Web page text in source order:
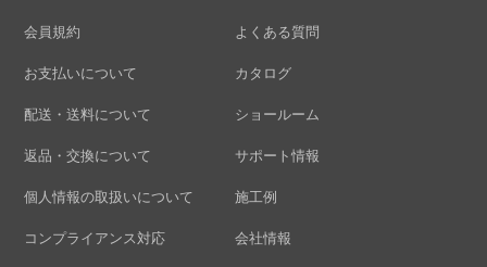
会員規約
お支払いについて
配送・送料について
返品・交換について
個人情報の取扱いについて
コンプライアンス対応
よくある質問
カタログ
ショールーム
サポート情報
施工例
会社情報